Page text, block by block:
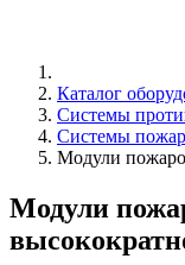
Каталог
Системы
Системы
Модули
Модули